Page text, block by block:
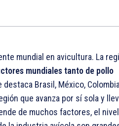
mundial en avicultura. La
mundiales tanto de pollo
destaca Brasil, México,
que avanza por sí sola y
de muchos factores, el